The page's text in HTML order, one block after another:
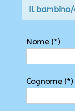
Il bambino/
Nome (*)
Cognome (*)